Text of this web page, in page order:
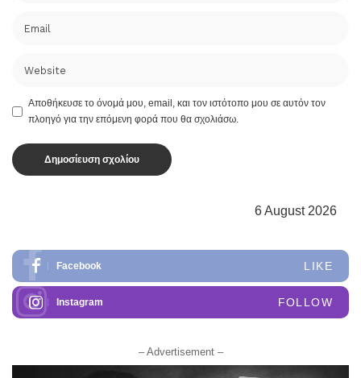
Αποθήκευσε το όνομά μου, email, και τον ιστότοπο μου σε αυτόν τον
πλοηγό για την επόμενη φορά που θα σχολιάσω.
6 August 2026
Facebook LIKE
Instagram FOLLOW
– Advertisement –